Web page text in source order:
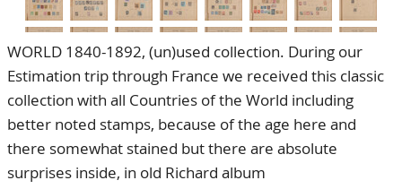
WORLD 1840-1892, (un)used collection. During our
Estimation trip through France we received this classic
collection with all Countries of the World including
better noted stamps, because of the age here and
there somewhat stained but there are absolute
surprises inside, in old Richard album